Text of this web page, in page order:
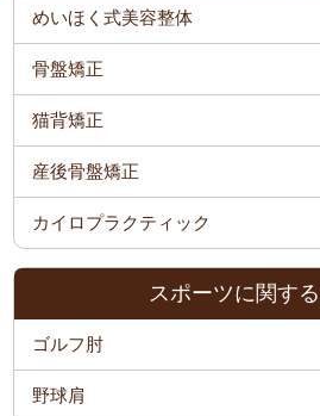
めいほく式美容整体
骨盤矯正
猫背矯正
産後骨盤矯正
カイロプラクティック
スポーツに関す
ゴルフ肘
野球肩